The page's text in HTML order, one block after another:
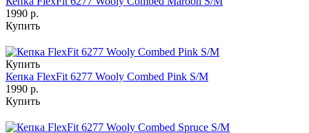
1990 р.
Купить
Купить
Кепка FlexFit 6277 Wooly Combed Pink S/M
1990 р.
Купить